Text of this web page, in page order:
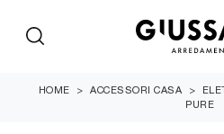
HOME > ACCESSORI CASA >
PURE